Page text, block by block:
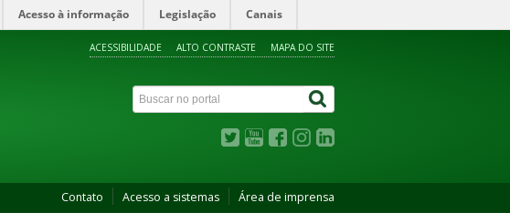
Acesso à informação Legislação Canais
ACESSIBILIDADE ALTO CONTRASTE MAPA DO SITE
Contato Acesso a sistemas Área de imprensa